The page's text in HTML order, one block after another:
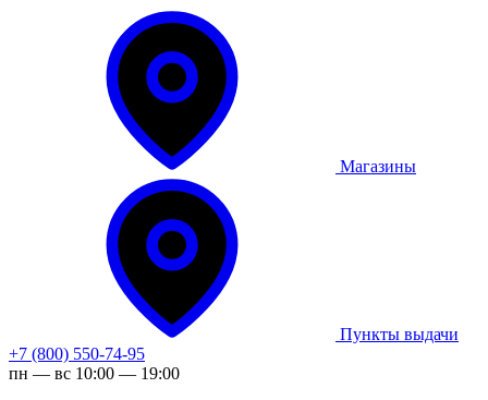
Магазины
Пункты выдачи
+7 (800) 550-74-95
пн — вс 10:00 — 19:00